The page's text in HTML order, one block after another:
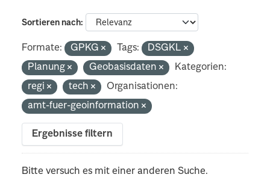
Sortieren nach
Formate: GPKG Tags:
DSGKL
Planung
Geobasisdaten
Kategorien:
regi
tech
Organisationen:
amt-fuer-geoinformation
Ergebnisse filtern
Bitte versuch es mit einer anderen Suche.